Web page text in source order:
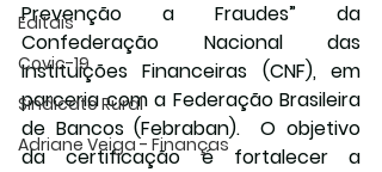
Editais
Covic-19
Sindicato Rural
Adriane Veiga - Finanças
Confederação Nacional das
Instituições Financeiras (CNF), em
parceria com a Federação Brasileira
de Bancos (Febraban).  O objetivo
da certificação é fortalecer a